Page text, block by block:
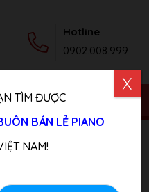
Hotline
0902.008.999
/ Đàn Piano Điện
TÌM ĐƯỢC
BÁN LẺ PIANO
NAM!
X